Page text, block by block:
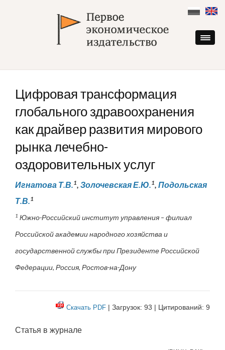
content
Цифровая трансформация
глобального здравоохранения
как драйвер развития мирового
рынка лечебно-
оздоровительных услуг
Игнатова Т.В.1, Золочевская Е.Ю.1, Подольская
Т.В.1
1 Южно-Российский институт управления – филиал
Российской академии народного хозяйства и
государственной службы при Президенте Российской
Федерации, Россия, Ростов-на-Дону
Скачать PDF | Загрузок: 93 | Цитирований: 9
Статья в журнале